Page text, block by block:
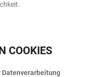
COOKIES
Datenverarbeitung